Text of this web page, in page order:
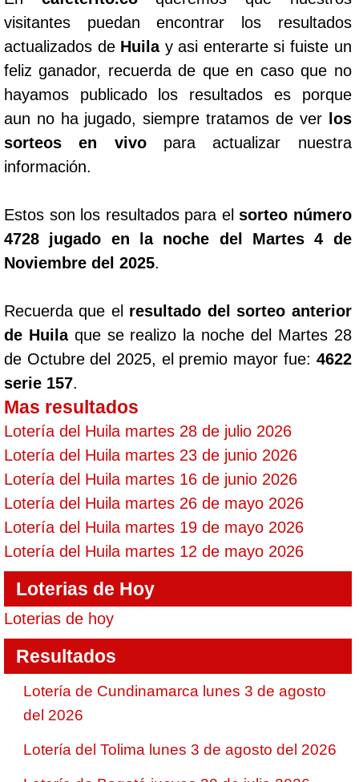
visitantes puedan encontrar los resultados
actualizados de Huilay asi enterarte si fuiste un
feliz ganador, recuerda de que en caso que no
hayamos publicado los resultados es porque
aun no ha jugado, siempre tratamos de ver
los
sorteos en vivopara actualizar nuestra
información.
Estos son los resultados para elsorteo número
4728 jugado en la noche del Martes 4 de
Noviembre del 2025.
Recuerda que el resultado del sorteo anterior
de Huilaque se realizo la noche del Martes 28
de Octubre del 2025, el premio mayor fue: 4622
serie 157.
Mas resultados
Lotería del Huila martes 28 de julio 2026
Lotería del Huila martes 23 de junio 2026
Lotería del Huila martes 16 de junio 2026
Lotería del Huila martes 26 de mayo 2026
Lotería del Huila martes 19 de mayo 2026
Lotería del Huila martes 12 de mayo 2026
Loterias de Hoy
Loterias de hoy
Resultados
Lotería de Cundinamarca lunes 3 de agosto
del 2026
Lotería del Tolima lunes 3 de agosto del 2026